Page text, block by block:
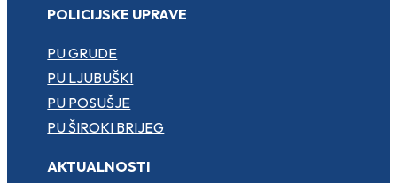
POLICIJSKE UPRAVE
PU GRUDE
PU LJUBUŠKI
PU POSUŠJE
PU ŠIROKI BRIJEG
AKTUALNOSTI